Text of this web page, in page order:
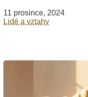
11 prosince, 2024
Lidé a vztahy